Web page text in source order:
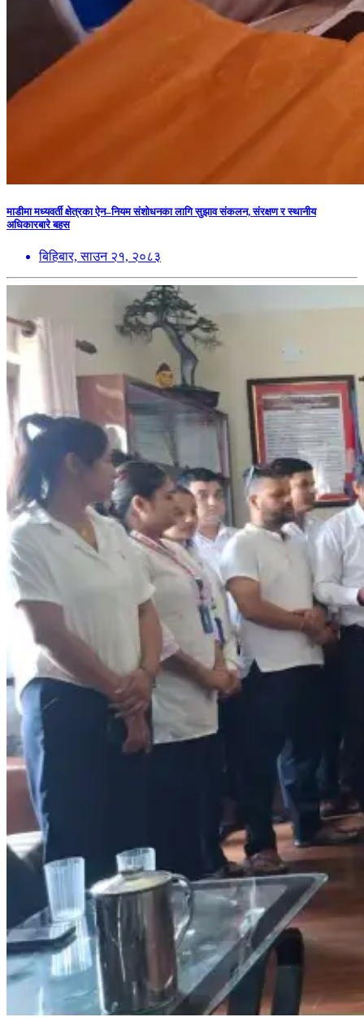
माडीमा मध्यवर्ती क्षेत्रका ऐन–नियम संशोधनका लागि सुझाव संकलन, संरक्षण र स्थानीय
अधिकारबारे बहस
बिहिबार, साउन २१, २०८३